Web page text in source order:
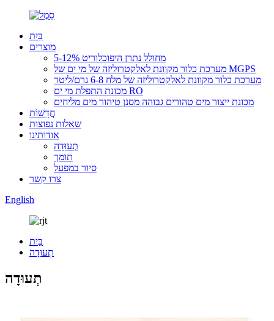
בַּיִת
מוצרים
מחולל נתרן היפוכלוריט 5-12%
מערכת כלור מקוונת לאלקטרוליזה של מי ים של MGPS
מערכת כלור מקוונת לאלקטרוליזה של מלח 6-8 גרם/ליטר
מכונת התפלת מי ים RO
מכונת ייצור מים טהורים גבוהה מסנן טיהור מים מליחים
חֲדָשׁוֹת
שאלות נפוצות
אודותינו
תְעוּדָה
תומך
סיור במפעל
צרו קשר
English
בַּיִת
תְעוּדָה
תְעוּדָה